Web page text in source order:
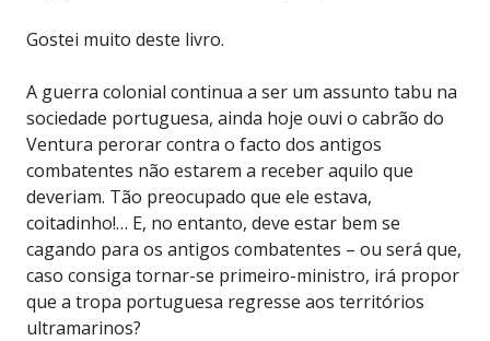
Gostei muito deste livro.
A guerra colonial continua a ser um assunto tabu na
sociedade portuguesa, ainda hoje ouvi o cabrão do
Ventura perorar contra o facto dos antigos
combatentes não estarem a receber aquilo que
deveriam. Tão preocupado que ele estava,
coitadinho!… E, no entanto, deve estar bem se
cagando para os antigos combatentes – ou será que,
caso consiga tornar-se primeiro-ministro, irá propor
que a tropa portuguesa regresse aos territórios
ultramarinos?